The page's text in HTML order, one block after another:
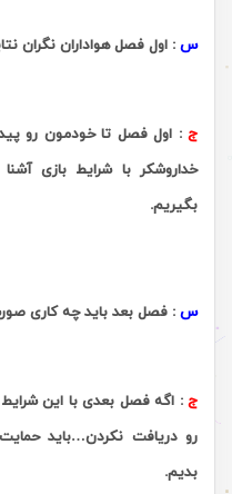
س : اول فصل هواداران نگران
ج : اول فصل تا خودمون رو
خداروشکر با شرایط بازى
بگیریم.
س : فصل بعد باید چه کاری
ج : اگه فصل بعدى با این
رو دریافت نکردن…باید
بدیم.